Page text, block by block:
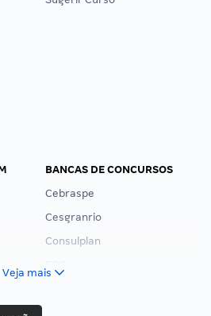
BANCAS DE CONCURSOS
Cebraspe
Cesgranrio
Consulplan
Veja mais